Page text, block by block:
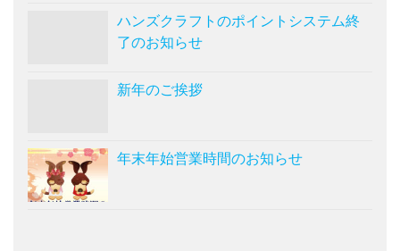
ハンズクラフトのポイントシステム終
了のお知らせ
新年のご挨拶
年末年始営業時間のお知らせ